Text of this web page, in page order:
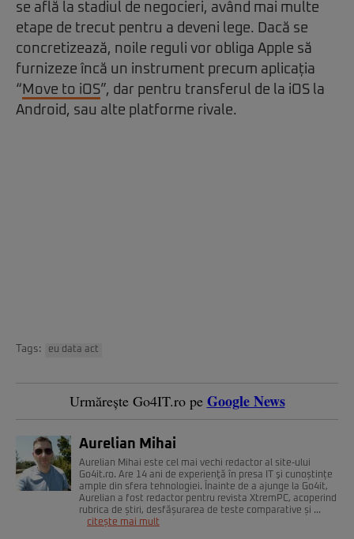
se află la stadiul de negocieri, având mai multe
etape de trecut pentru a deveni lege. Dacă se
concretizează, noile reguli vor obliga Apple să
furnizeze încă un instrument precum aplicația
“ Move to iOS”, dar pentru transferul de la iOS la
Android, sau alte platforme rivale.
Tags: eu data act
Urmărește Go4IT.ro pe Google News
Aurelian Mihai
Aurelian Mihai este cel mai vechi redactor al site-ului
Go4it.ro. Are 14 ani de experienţă în presa IT şi cunoștințe
ample din sfera tehnologiei. Înainte de a ajunge la Go4it,
Aurelian a fost redactor pentru revista XtremPC, acoperind
rubrica de știri, desfășurarea de teste comparative și ...
citește mai mult